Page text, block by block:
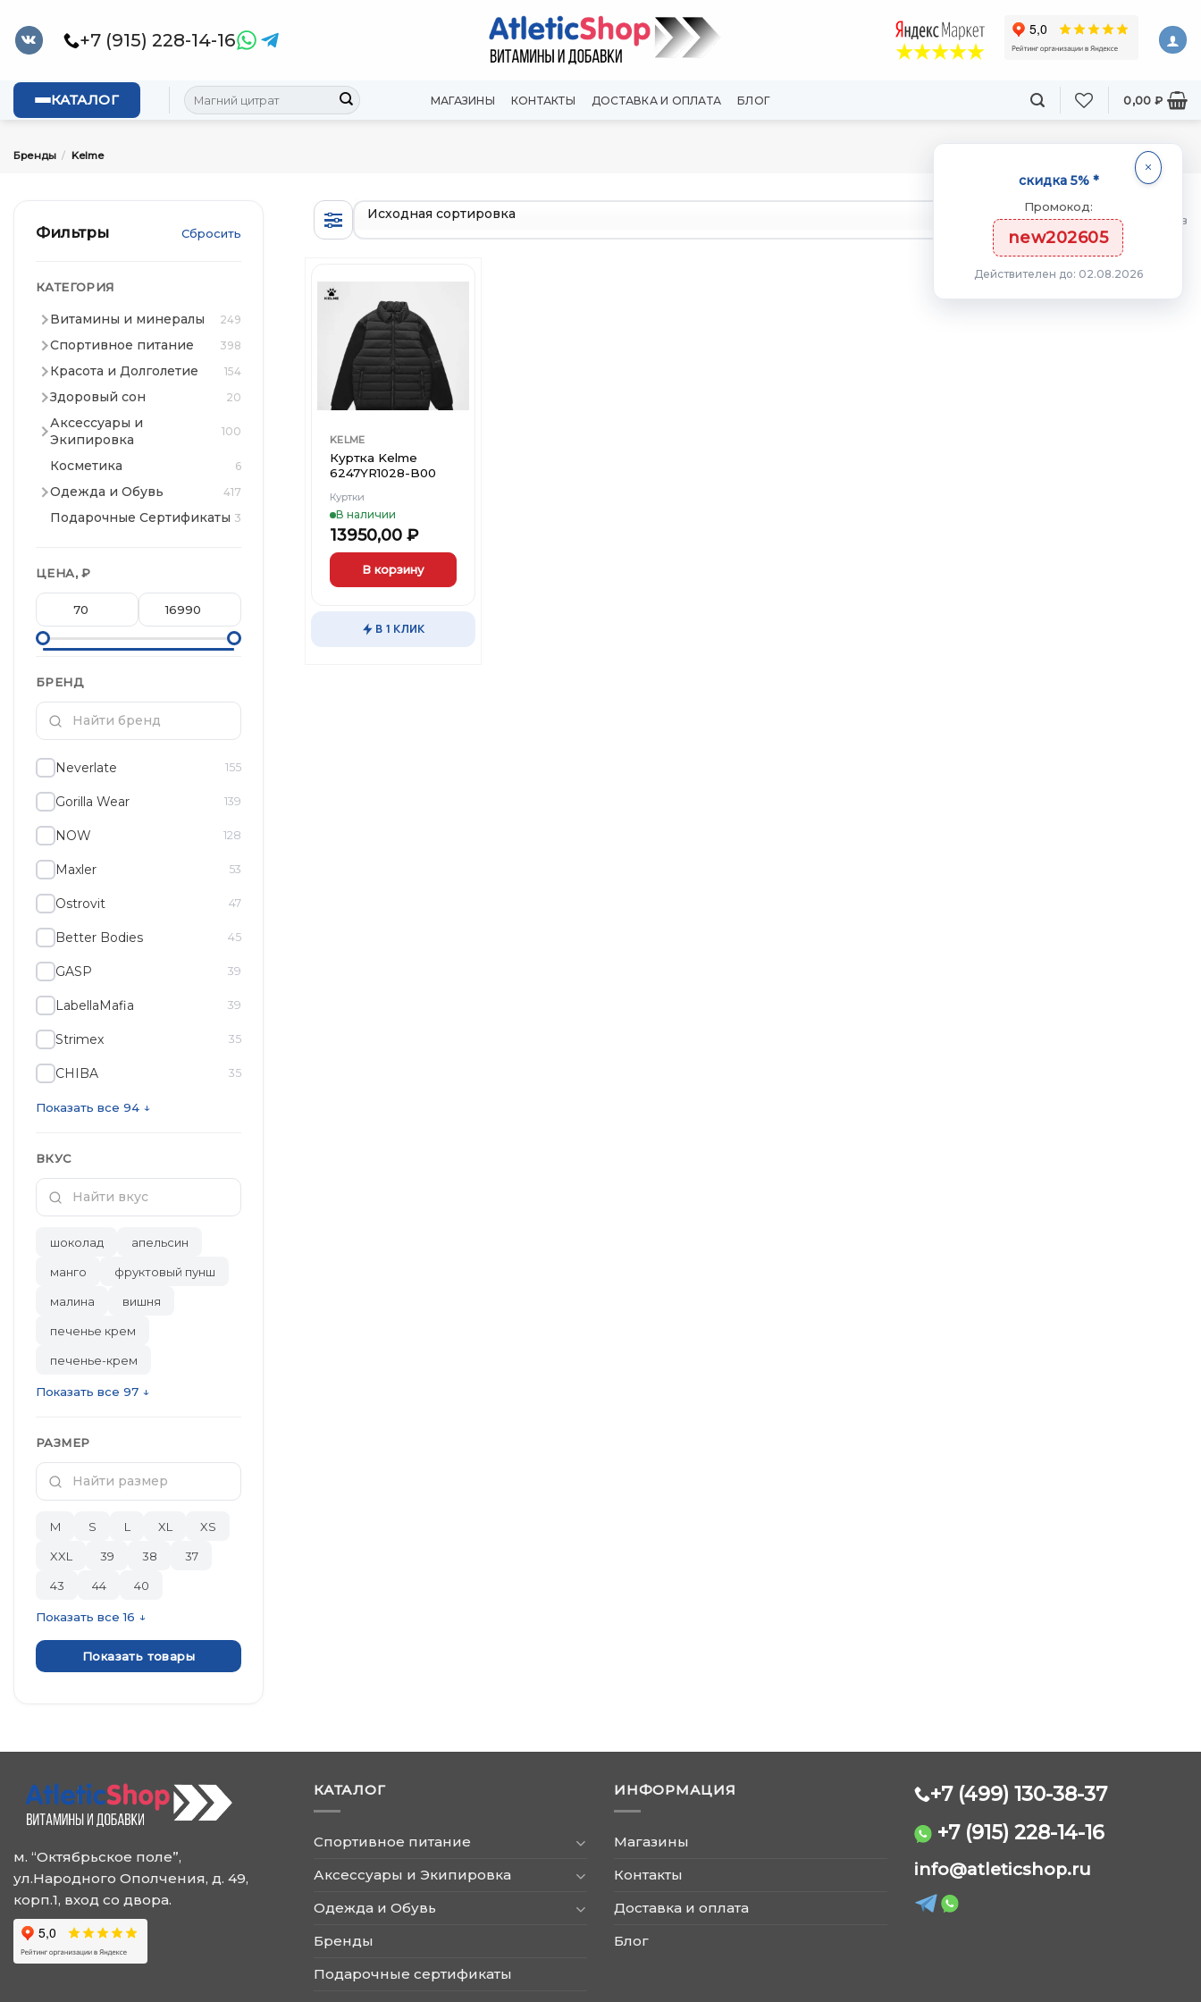
content
+7 (915) 228-14-16
КАТАЛОГ Искать:
МАГАЗИНЫ КОНТАКТЫ ДОСТАВКА И ОПЛАТА БЛОГ 0,00 ₽
Бренды / Kelme
Фильтры Сбросить
КАТЕГОРИЯ
Витамины и минералы 249
Спортивное питание 398
Красота и Долголетие 154
Здоровый сон 20
Аксессуары и
Экипировка
100
Косметика 6
Одежда и Обувь 417
Подарочные Сертификаты 3
ЦЕНА, ₽
БРЕНД
Neverlate 155
Gorilla Wear 139
NOW 128
Maxler 53
Ostrovit 47
Better Bodies 45
GASP 39
LabellaMafia 39
Strimex 35
CHIBA 35
Показать все 94 ↓
ВКУС
шоколад апельсин
манго фруктовый пунш
малина вишня
печенье крем
печенье-крем
Показать все 97 ↓
РАЗМЕР
M S L XL XS
XXL 39 38 37
43 44 40
Показать все 16 ↓
Показать товары
товаров
Добавить
в
Вишлист
KELME
Куртка Kelme
6247YR1028-B00
Куртки
В наличии
13950,00 ₽
В корзину
имеет В 1 КЛИК
м. “Октябрьское поле”,
ул.Народного Ополчения, д. 49,
корп.1, вход со двора.
КАТАЛОГ
Спортивное питание
Аксессуары и Экипировка
Одежда и Обувь
Бренды
Подарочные сертификаты
ИНФОРМАЦИЯ
Магазины
Контакты
Доставка и оплата
Блог
+7 (499) 130-38-37
+7 (915) 228-14-16
info@atleticshop.ru
Обычно отвечаем быстро
скидка 5% *
Промокод:
new202605
Действителен до: 02.08.2026